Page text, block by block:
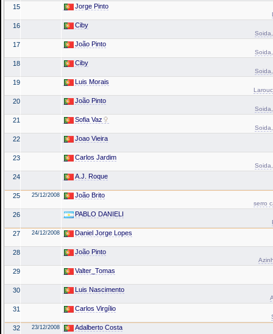
15 Jorge Pinto
16 Ciby
17 João Pinto
18 Ciby
19 Luis Morais
20 João Pinto
21 Sofia Vaz
22 Joao Vieira
23 Carlos Jardim
24 A.J. Roque
25 25/12/2008 João Brito
serro
26 PABLO DANIELI
27 24/12/2008 Daniel Jorge Lopes
28 João Pinto
29 Valter_Tomas
30 Luis Nascimento
31 Carlos Virgílio
32 23/12/2008 Adalberto Costa